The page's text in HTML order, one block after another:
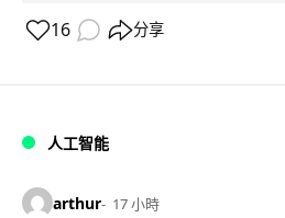
16 分享
人工智能
arthur 17 小時